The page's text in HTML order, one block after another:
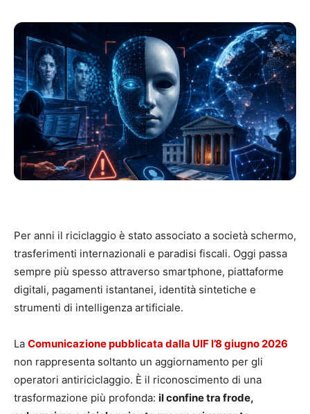
Per anni il riciclaggio è stato associato a società schermo,
trasferimenti internazionali e paradisi fiscali. Oggi passa
sempre più spesso attraverso smartphone, piattaforme
digitali, pagamenti istantanei, identità sintetiche e
strumenti di intelligenza artificiale.
La Comunicazione pubblicata dalla UIF l’8 giugno 2026
non rappresenta soltanto un aggiornamento per gli
operatori antiriciclaggio. È il riconoscimento di una
trasformazione più profonda: il confine tra frode,